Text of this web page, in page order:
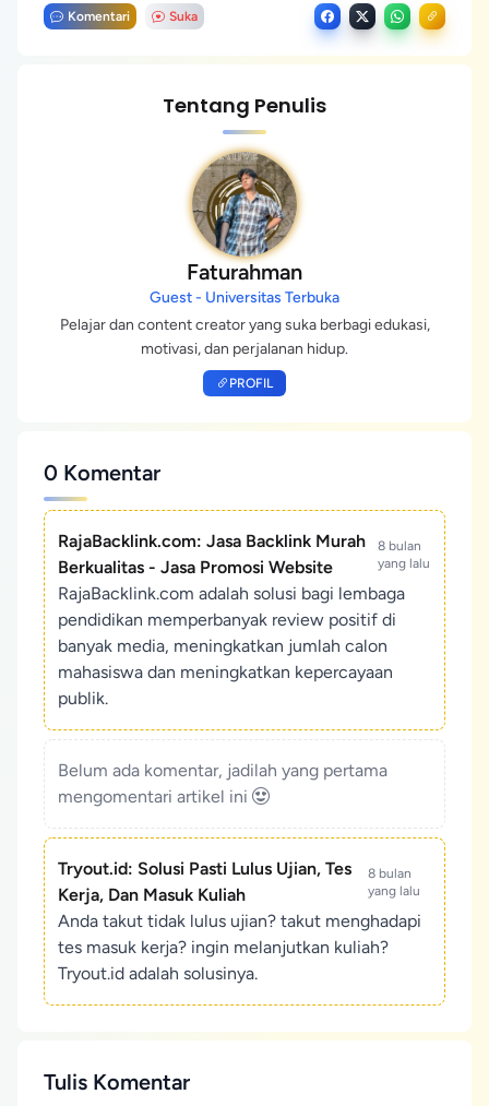
Komentari Suka
Tentang Penulis
Faturahman
Guest - Universitas Terbuka
Pelajar dan content creator yang suka berbagi edukasi,
motivasi, dan perjalanan hidup.
PROFIL
0 Komentar
RajaBacklink.com: Jasa Backlink Murah
Berkualitas - Jasa Promosi Website
8 bulan
yang lalu
RajaBacklink.com adalah solusi bagi lembaga
pendidikan memperbanyak review positif di
banyak media, meningkatkan jumlah calon
mahasiswa dan meningkatkan kepercayaan
publik.
Belum ada komentar, jadilah yang pertama
mengomentari artikel ini
Tryout.id: Solusi Pasti Lulus Ujian, Tes
Kerja, Dan Masuk Kuliah
8 bulan
yang lalu
Anda takut tidak lulus ujian? takut menghadapi
tes masuk kerja? ingin melanjutkan kuliah?
Tryout.id adalah solusinya.
Tulis Komentar